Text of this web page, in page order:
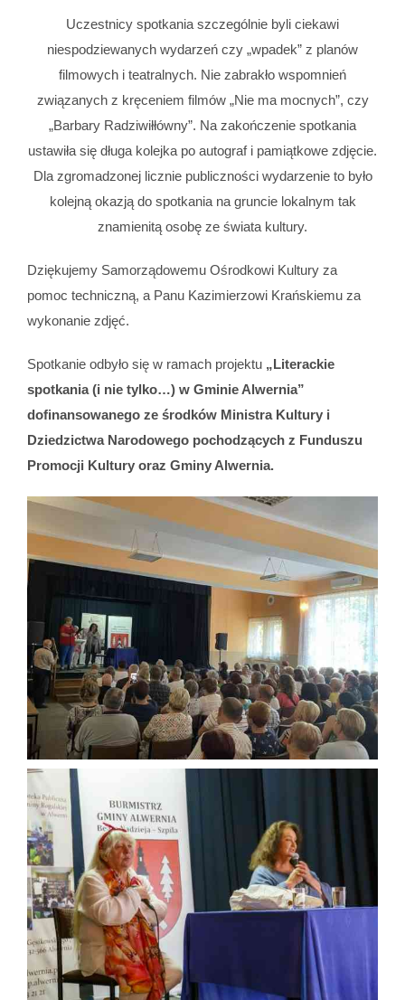
Uczestnicy spotkania szczególnie byli ciekawi
niespodziewanych wydarzeń czy „wpadek” z planów
filmowych i teatralnych. Nie zabrakło wspomnień
związanych z kręceniem filmów „Nie ma mocnych”, czy
„Barbary Radziwiłłówny”. Na zakończenie spotkania
ustawiła się długa kolejka po autograf i pamiątkowe zdjęcie.
Dla zgromadzonej licznie publiczności wydarzenie to było
kolejną okazją do spotkania na gruncie lokalnym tak
znamienitą osobę ze świata kultury.
Dziękujemy Samorządowemu Ośrodkowi Kultury za
pomoc techniczną, a Panu Kazimierzowi Krańskiemu za
wykonanie zdjęć.
Spotkanie odbyło się w ramach projektu„Literackie
spotkania (i nie tylko…) w Gminie Alwernia”
dofinansowanego ze środków Ministra Kultury i
Dziedzictwa Narodowego pochodzących z Funduszu
Promocji Kultury oraz Gminy Alwernia.